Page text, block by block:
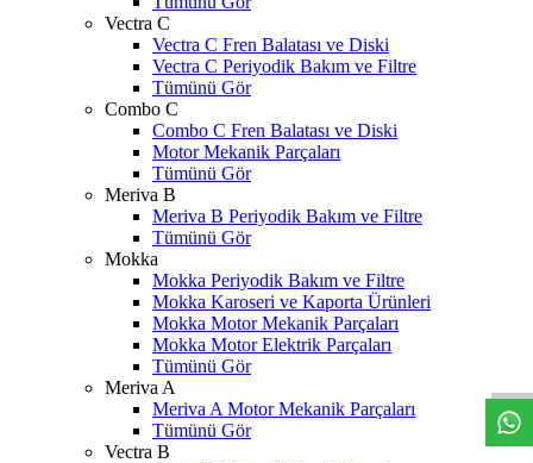
Vectra C
Vectra C Fren Balatası ve Diski
Vectra C Periyodik Bakım ve Filtre
Tümünü Gör
Combo C
Combo C Fren Balatası ve Diski
Motor Mekanik Parçaları
Tümünü Gör
Meriva B
Meriva B Periyodik Bakım ve Filtre
Tümünü Gör
Mokka
Mokka Periyodik Bakım ve Filtre
Mokka Karoseri ve Kaporta Ürünleri
Mokka Motor Mekanik Parçaları
Mokka Motor Elektrik Parçaları
Tümünü Gör
Meriva A
Meriva A Motor Mekanik Parçaları
Tümünü Gör
Vectra B